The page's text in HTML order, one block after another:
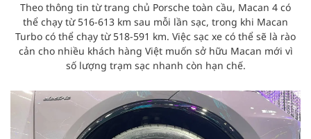
Theo thông tin từ trang chủ Porsche toàn cầu, Macan 4 có
thể chạy từ 516-613 km sau mỗi lần sạc, trong khi Macan
Turbo có thể chạy từ 518-591 km. Việc sạc xe có thể sẽ là rào
cản cho nhiều khách hàng Việt muốn sở hữu Macan mới vì
số lượng trạm sạc nhanh còn hạn chế.